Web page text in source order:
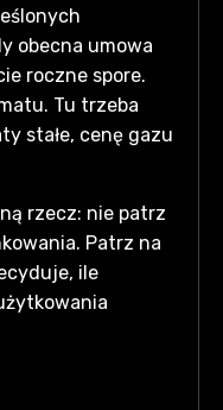
obecna umowa
roczne spore.
Tu trzeba
stałe, cenę gazu
rzecz: nie patrz
Patrz na
ile